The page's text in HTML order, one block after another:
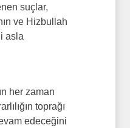
suçlar,
ve Hizbullah
asla
her zaman
toprağı
edeceğini